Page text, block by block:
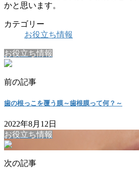
かと思います。
カテゴリー
お役立ち情報
お役立ち情報
前の記事
歯の根っこを覆う膜～歯根膜って何？～
2022年8月12日
お役立ち情報
次の記事